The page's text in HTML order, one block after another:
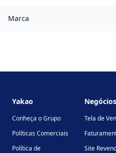
Marca
Yakao
Conheça o Grupo
Políticas Comerciais
Política de
Negócios
Tela de
Site